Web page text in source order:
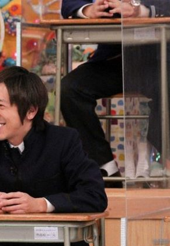
『アイ＝ラブ！げーみんぐ
E齋藤樹愛羅＆佐々木舞香
ビュー